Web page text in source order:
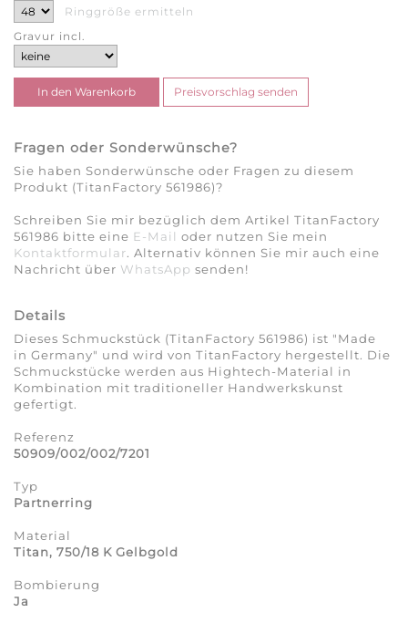
Ringgröße ermitteln
Gravur incl.
Fragen oder Sonderwünsche?
Sie haben Sonderwünsche oder Fragen zu diesem
Produkt (TitanFactory 561986)?
Schreiben Sie mir bezüglich dem Artikel TitanFactory
561986 bitte eine E-Mail oder nutzen Sie mein
Kontaktformular. Alternativ können Sie mir auch eine
Nachricht über WhatsApp senden!
Details
Dieses Schmuckstück (TitanFactory 561986) ist "Made
in Germany" und wird von TitanFactory hergestellt. Die
Schmuckstücke werden aus Hightech-Material in
Kombination mit traditioneller Handwerkskunst
gefertigt.
Referenz
50909/002/002/7201
Typ
Partnerring
Material
Titan, 750/18 K Gelbgold
Bombierung
Ja